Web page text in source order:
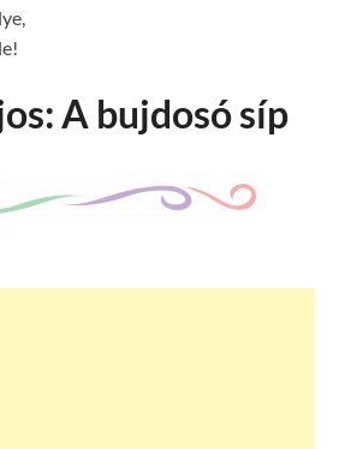
A bujdosó síp